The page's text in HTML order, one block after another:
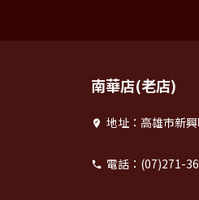
南華店(老店)
地址：高雄市新
電話：(07)271-